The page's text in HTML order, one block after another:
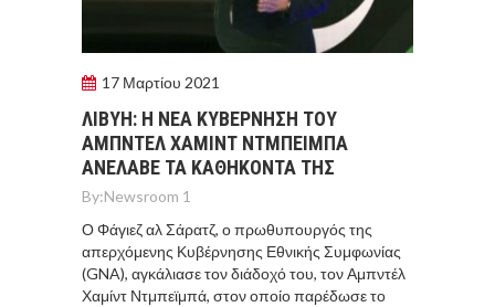
17 Μαρτίου 2021
ΛΙΒΥΗ: Η ΝΕΑ ΚΥΒΕΡΝΗΣΗ ΤΟΥ
ΑΜΠΝΤΕΛ ΧΑΜΙΝΤ ΝΤΜΠΕΙΜΠΑ
ΑΝΕΛΑΒΕ ΤΑ ΚΑΘΗΚΟΝΤΑ ΤΗΣ
By:Newsroom 1
Ο Φάγιεζ αλ Σάρατζ, ο πρωθυπουργός της
απερχόμενης Κυβέρνησης Εθνικής Συμφωνίας
(GNA), αγκάλιασε τον διάδοχό του, τον Αμπντέλ
Χαμίντ Ντμπεϊμπά, στον οποίο παρέδωσε το